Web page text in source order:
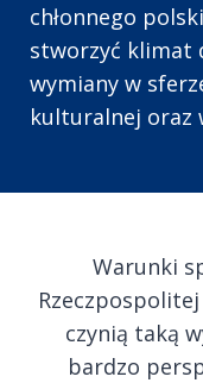
chłonnego
stworzyć klimat
wymiany w
kulturalnej oraz
Warunki
czynią taką
bardzo